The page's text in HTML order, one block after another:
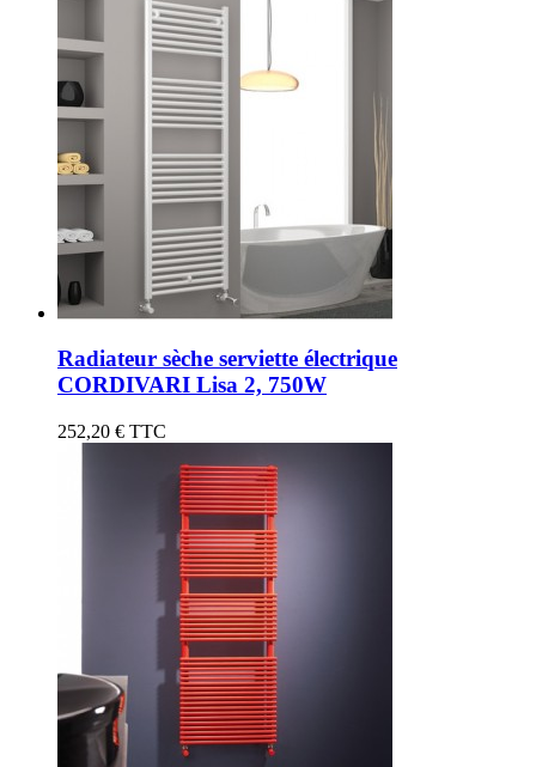
Radiateur sèche serviette électrique
CORDIVARI Lisa 2, 750W
252,20 € TTC